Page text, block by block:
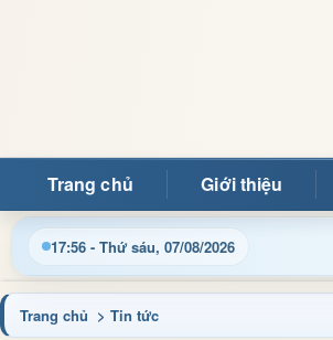
Trang chủ Giới thiệu
17:56 - Thứ sáu, 07/08/2026
thông tin điều hành, thủ tục hành chính
Trang chủ > Tin tức